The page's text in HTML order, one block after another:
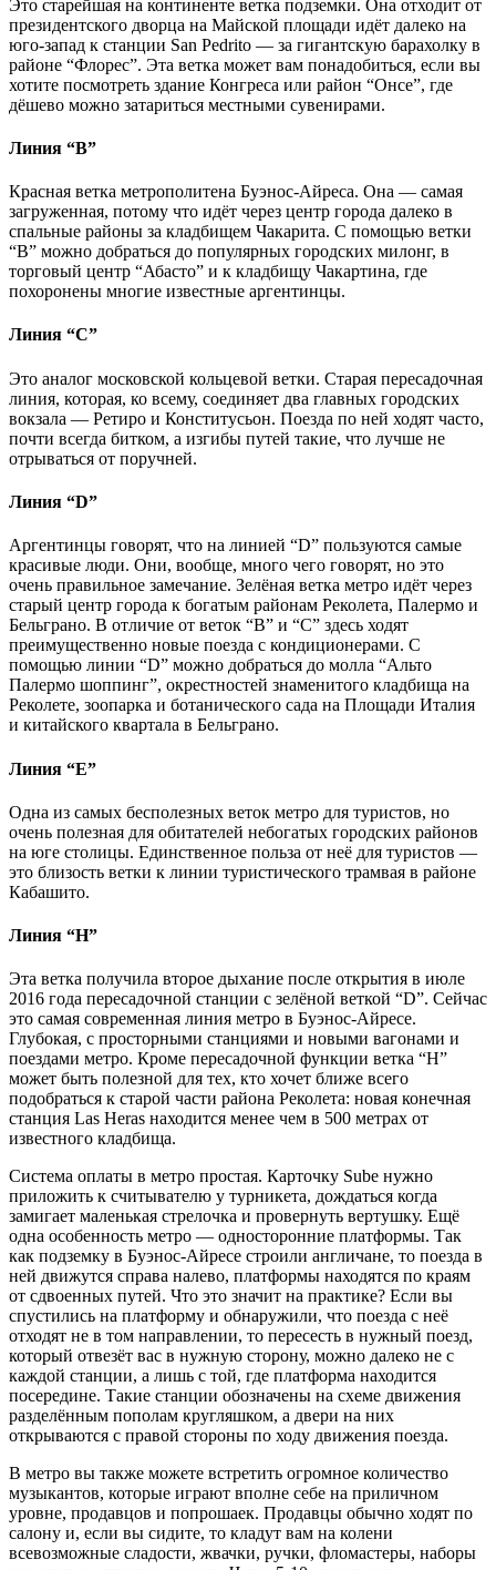
Это старейшая на континенте ветка подземки. Она отходит от
президентского дворца на Майской площади идёт далеко на
юго-запад к станции San Pedrito — за гигантскую барахолку в
районе “Флорес”. Эта ветка может вам понадобиться, если вы
хотите посмотреть здание Конгреса или район “Онсе”, где
дёшево можно затариться местными сувенирами.
Линия “B”
Красная ветка метрополитена Буэнос-Айреса. Она — самая
загруженная, потому что идёт через центр города далеко в
спальные районы за кладбищем Чакарита. С помощью ветки
“B” можно добраться до популярных городских милонг, в
торговый центр “Абасто” и к кладбищу Чакартина, где
похоронены многие известные аргентинцы.
Линия “С”
Это аналог московской кольцевой ветки. Старая пересадочная
линия, которая, ко всему, соединяет два главных городских
вокзала — Ретиро и Конститусьон. Поезда по ней ходят часто,
почти всегда битком, а изгибы путей такие, что лучше не
отрываться от поручней.
Линия “D”
Аргентинцы говорят, что на линией “D” пользуются самые
красивые люди. Они, вообще, много чего говорят, но это
очень правильное замечание. Зелёная ветка метро идёт через
старый центр города к богатым районам Реколета, Палермо и
Бельграно. В отличие от веток “В” и “С” здесь ходят
преимущественно новые поезда с кондиционерами. С
помощью линии “D” можно добраться до молла “Альто
Палермо шоппинг”, окрестностей знаменитого кладбища на
Реколете, зоопарка и ботанического сада на Площади Италия
и китайского квартала в Бельграно.
Линия “E”
Одна из самых бесполезных веток метро для туристов, но
очень полезная для обитателей небогатых городских районов
на юге столицы. Единственное польза от неё для туристов —
это близость ветки к линии туристического трамвая в районе
Кабашито.
Линия “H”
Эта ветка получила второе дыхание после открытия в июле
2016 года пересадочной станции с зелёной веткой “D”. Сейчас
это самая современная линия метро в Буэнос-Айресе.
Глубокая, с просторными станциями и новыми вагонами и
поездами метро. Кроме пересадочной функции ветка “H”
может быть полезной для тех, кто хочет ближе всего
подобраться к старой части района Реколета: новая конечная
станция Las Heras находится менее чем в 500 метрах от
известного кладбища.
Система оплаты в метро простая. Карточку Sube нужно
приложить к считывателю у турникета, дождаться когда
замигает маленькая стрелочка и провернуть вертушку. Ещё
одна особенность метро — односторонние платформы. Так
как подземку в Буэнос-Айресе строили англичане, то поезда в
ней движутся справа налево, платформы находятся по краям
от сдвоенных путей. Что это значит на практике? Если вы
спустились на платформу и обнаружили, что поезда с неё
отходят не в том направлении, то пересесть в нужный поезд,
который отвезёт вас в нужную сторону, можно далеко не с
каждой станции, а лишь с той, где платформа находится
посередине. Такие станции обозначены на схеме движения
разделённым пополам кругляшком, а двери на них
открываются с правой стороны по ходу движения поезда.
В метро вы также можете встретить огромное количество
музыкантов, которые играют вполне себе на приличном
уровне, продавцов и попрошаек. Продавцы обычно ходят по
салону и, если вы сидите, то кладут вам на колени
всевозможные сладости, жвачки, ручки, фломастеры, наборы